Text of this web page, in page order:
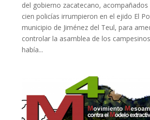
del gobierno zacatecano, acompañados
cien policías irrumpieron en el ejido El
municipio de Jiménez del Teul, para
controlar la asamblea de los
había...